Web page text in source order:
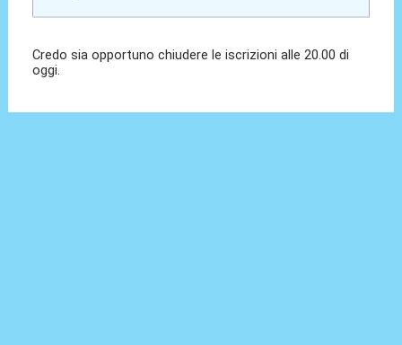
Credo sia opportuno chiudere le iscrizioni alle 20.00 di
oggi.